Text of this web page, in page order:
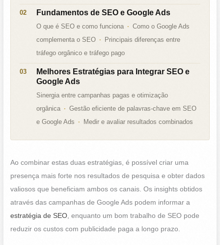
Fundamentos de SEO e Google Ads
O que é SEO e como funciona
Como o Google Ads
complementa o SEO
Principais diferenças entre
tráfego orgânico e tráfego pago
Melhores Estratégias para Integrar SEO e
Google Ads
Sinergia entre campanhas pagas e otimização
orgânica
Gestão eficiente de palavras-chave em SEO
e Google Ads
Medir e avaliar resultados combinados
Ao combinar estas duas estratégias, é possível criar uma
presença mais forte nos resultados de pesquisa e obter dados
valiosos que beneficiam ambos os canais. Os insights obtidos
através das campanhas de Google Ads podem informar a
estratégia de SEO, enquanto um bom trabalho de SEO pode
reduzir os custos com publicidade paga a longo prazo.